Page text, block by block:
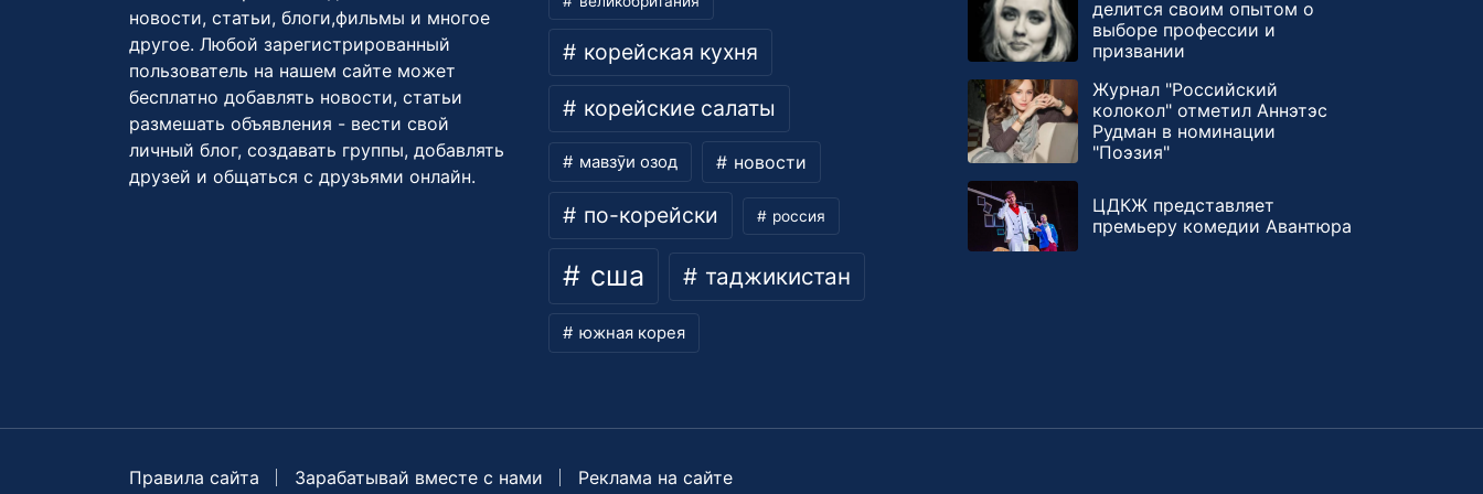
новости, статьи, блоги,фильмы и многое
другое. Любой зарегистрированный
пользователь на нашем сайте может
бесплатно добавлять новости, статьи
размешать объявления - вести свой
личный блог, создавать группы, добавлять
друзей и общаться с друзьями онлайн.
корейская кухня
корейские салаты
мавзӯи озод новости
по-корейски россия
сша таджикистан
южная корея
делится своим опытом о
выборе профессии и
призвании
Журнал "Российский
колокол" отметил Аннэтэс
Рудман в номинации
"Поэзия"
ЦДКЖ представляет
премьеру комедии Авантюра
Правила сайта Зарабатывай вместе с нами Реклама на сайте